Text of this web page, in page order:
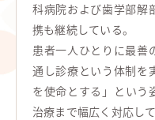
科病院および歯学部解
携も継続している。
患者一人ひとりに最善
通し診療という体制を
を使命とする」という
治療まで幅広く対応して